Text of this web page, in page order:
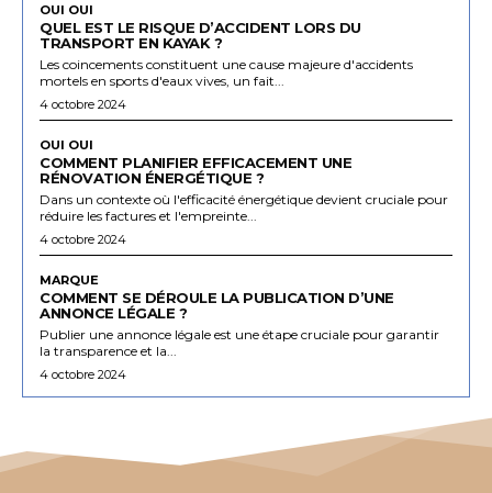
OUI OUI
QUEL EST LE RISQUE D’ACCIDENT LORS DU
TRANSPORT EN KAYAK ?
Les coincements constituent une cause majeure d'accidents
mortels en sports d'eaux vives, un fait...
4 octobre 2024
OUI OUI
COMMENT PLANIFIER EFFICACEMENT UNE
RÉNOVATION ÉNERGÉTIQUE ?
Dans un contexte où l'efficacité énergétique devient cruciale pour
réduire les factures et l'empreinte...
4 octobre 2024
MARQUE
COMMENT SE DÉROULE LA PUBLICATION D’UNE
ANNONCE LÉGALE ?
Publier une annonce légale est une étape cruciale pour garantir
la transparence et la...
4 octobre 2024